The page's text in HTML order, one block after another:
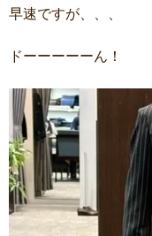
早速ですが、、、
ドーーーーーん！